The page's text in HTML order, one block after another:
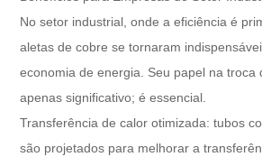
No setor industrial, onde a eficiência é
aletas de cobre se tornaram
economia de energia. Seu papel na troca
apenas significativo; é essencial.
Transferência de calor otimizada: tubos
são projetados para melhorar a